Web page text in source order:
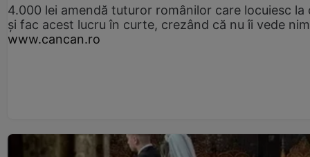
4.000 lei amendă tuturor românilor care locuiesc la
și fac acest lucru în curte, crezând că nu îi vede
www.cancan.ro